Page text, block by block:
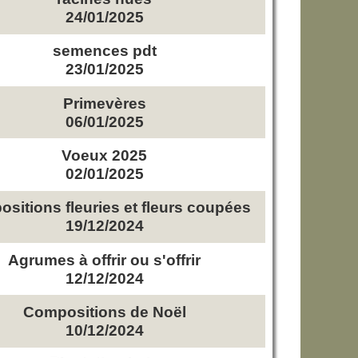
24/01/2025
semences pdt
23/01/2025
Primevères
06/01/2025
Voeux 2025
02/01/2025
fleuries et fleurs coupées
19/12/2024
Agrumes à offrir ou s'offrir
12/12/2024
Compositions de Noël
10/12/2024